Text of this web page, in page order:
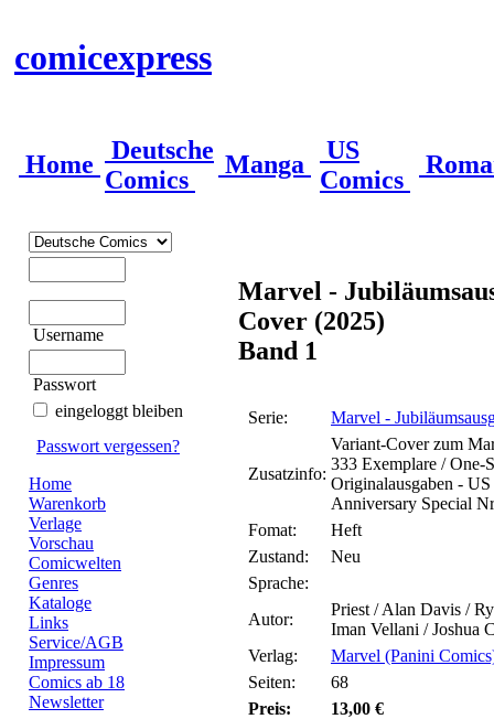
comicexpress
Home
Deutsche
Comics
Manga
US
Comics
Username
Passwort
eingeloggt bleiben
Passwort vergessen?
Home
Warenkorb
Verlage
Vorschau
Comicwelten
Genres
Kataloge
Links
Service/AGB
Impressum
Comics ab 18
Newsletter
Marvel -
Cover (2025)
Band 1
Serie: Marvel -
Zusatzinfo:
Variant-Cover zum
333 Exemplare / One-
Originalausgaben -
Anniversary Special
Fomat:
Heft
Zustand:
Neu
Sprache:
Autor:
Priest / Alan Davis /
Iman Vellani / Joshua
Verlag:
Marvel (Panini
Seiten:
68
Preis:
13,00 €